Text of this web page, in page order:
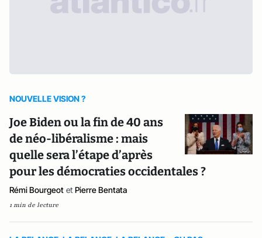
NOUVELLE VISION ?
Joe Biden ou la fin de 40 ans
de néo-libéralisme : mais
quelle sera l’étape d’après
pour les démocraties occidentales ?
Rémi Bourgeot et Pierre Bentata
1 min de lecture